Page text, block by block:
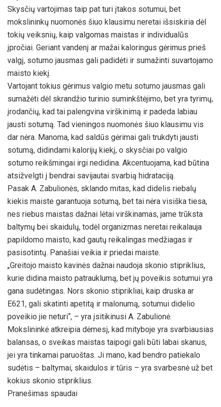
Skysčių vartojimas taip pat turi įtakos sotumui, bet
mokslininkų nuomonės šiuo klausimu neretai išsiskiria dėl
tokių veiksnių, kaip valgomas maistas ir individualūs
įpročiai. Geriant vandenį ar mažai kaloringus gėrimus prieš
valgį, sotumo jausmas gali padidėti ir sumažinti suvartojamo
maisto kiekį.
Vartojant tokius gėrimus valgio metu sotumo jausmas gali
sumažėti dėl skrandžio turinio suminkštėjimo, bet yra tyrimų,
įrodančių, kad tai palengvina virškinimą ir padeda labiau
jausti sotumą. Tad vieningos nuomonės šiuo klausimu vis
dar nėra. Manoma, kad saldūs gėrimai gali trukdyti jausti
sotumą, didindami kalorijų kiekį, o skysčiai po valgio
sotumo reikšmingai irgi nedidina. Akcentuojama, kad būtina
atsižvelgti į bendrai savijautai svarbią hidrataciją.
Pasak A. Zabulionės, sklando mitas, kad didelis riebalų
kiekis maiste garantuoja sotumą, bet tai nėra visiška tiesa,
nes riebus maistas dažnai lėtai virškinamas, jame trūksta
baltymų bei skaidulų, todėl organizmas neretai reikalauja
papildomo maisto, kad gautų reikalingas medžiagas ir
pasisotintų. Panašiai veikia ir priedai maiste.
„Greitojo maisto kavinės dažnai naudoja skonio stipriklius,
kurie didina maisto patrauklumą, bet jų poveikis sotumui yra
gana sudėtingas. Nors skonio stiprikliai, kaip druska ar
E621, gali skatinti apetitą ir malonumą, sotumui didelio
poveikio jie neturi“, – yra įsitikinusi A. Zabulionė.
Mokslininkė atkreipia dėmesį, kad mityboje yra svarbiausias
balansas, o sveikas maistas taipogi gali būti labai skanus,
jei yra tinkamai paruoštas. Ji mano, kad bendro patiekalo
sudėtis – baltymai, skaidulos ir tūris – yra svarbesnė už bet
kokius skonio stipriklius.
Pranešimas spaudai